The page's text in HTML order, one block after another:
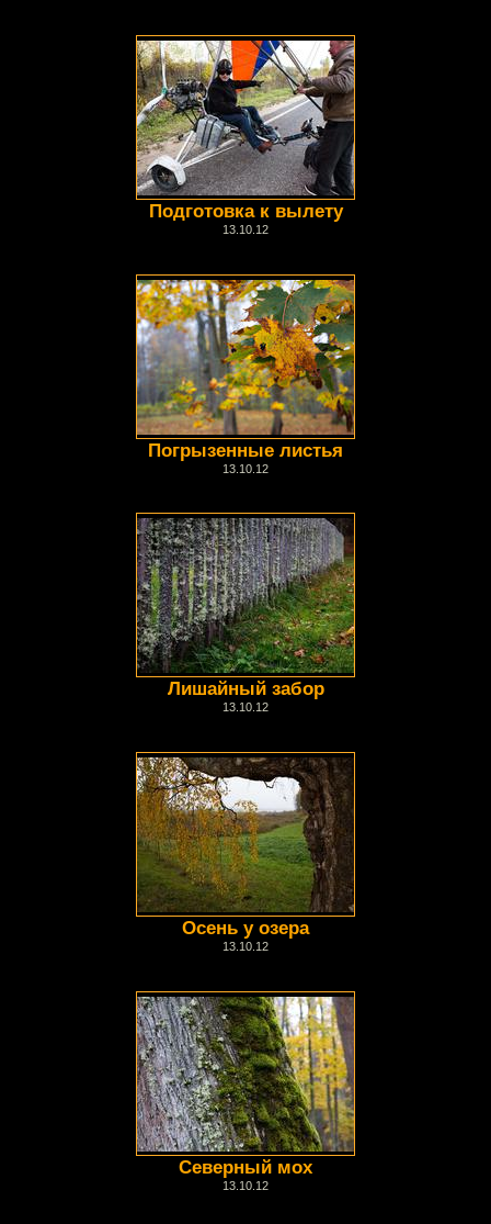
Подготовка к вылету
13.10.12
Погрызенные листья
13.10.12
Лишайный забор
13.10.12
Осень у озера
13.10.12
Северный мох
13.10.12